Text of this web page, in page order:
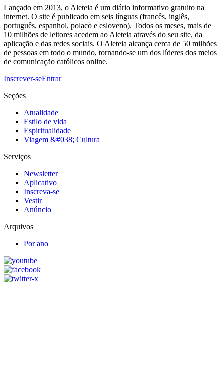
Lançado em 2013, o Aleteia é um diário informativo gratuito na
internet. O site é publicado em seis línguas (francês, inglês,
português, espanhol, polaco e esloveno). Todos os meses, mais de
10 milhões de leitores acedem ao Aleteia através do seu site, da
aplicação e das redes sociais. O Aleteia alcança cerca de 50 milhões
de pessoas em todo o mundo, tornando-se um dos líderes dos meios
de comunicação católicos online.
Inscrever-seEntrar
Seções
Atualidade
Estilo de vida
Espiritualidade
Viagem &#038; Cultura
Serviços
Newsletter
Aplicativo
Inscreva-se
Vestir
Anúncio
Arquivos
Por ano